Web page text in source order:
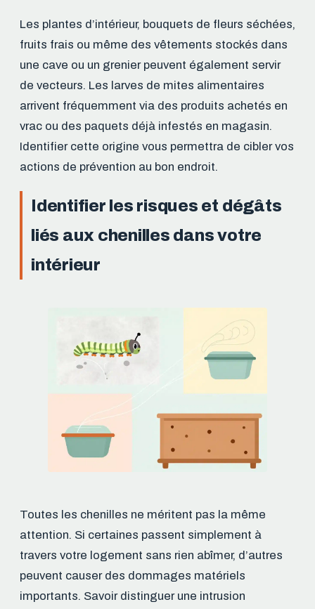
Les plantes d’intérieur, bouquets de fleurs séchées,
fruits frais ou même des vêtements stockés dans
une cave ou un grenier peuvent également servir
de vecteurs. Les larves de mites alimentaires
arrivent fréquemment via des produits achetés en
vrac ou des paquets déjà infestés en magasin.
Identifier cette origine vous permettra de cibler vos
actions de prévention au bon endroit.
Identifier les risques et dégâts
liés aux chenilles dans votre
intérieur
Toutes les chenilles ne méritent pas la même
attention. Si certaines passent simplement à
travers votre logement sans rien abîmer, d’autres
peuvent causer des dommages matériels
importants. Savoir distinguer une intrusion